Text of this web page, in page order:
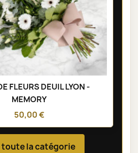
FLEURS DEUIL LYON -
MEMORY
50,00 €
toute la catégorie